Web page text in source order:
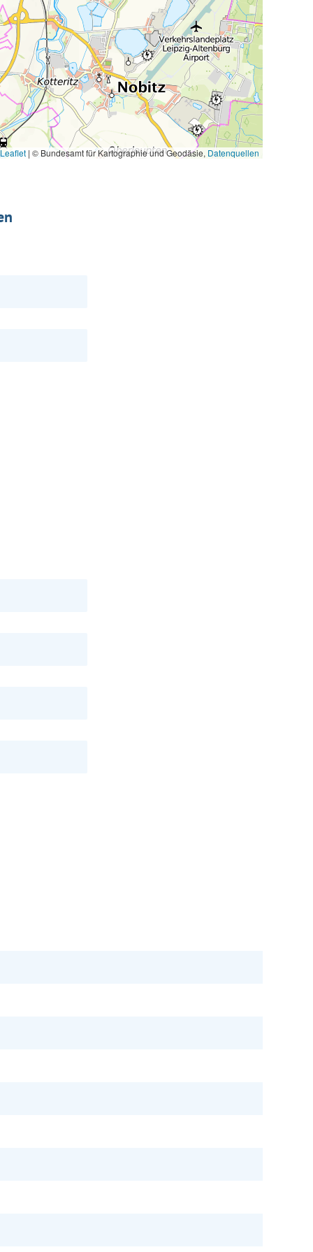
| © Bundesamt für Kartographie und Geodäsie, Datenquellen